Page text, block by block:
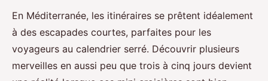
En Méditerranée, les itinéraires se prêtent idéalement
à des escapades courtes, parfaites pour les
voyageurs au calendrier serré. Découvrir plusieurs
merveilles en aussi peu que trois à cinq jours devient